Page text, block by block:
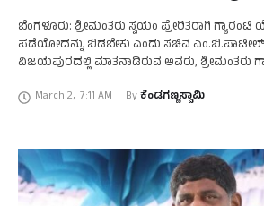
ಬೆಂಗಳೂರು: ಶ್ರೀಮಂತರು ಸ್ವಯಂ ಪ್ರೇರಿತರಾಗಿ
ಪಡೆಯೋದನ್ನು ಬಿಡಬೇಕು ಎಂದು ಸಚಿವ ಎಂ.ಬಿ.ಪಾಟೀಲ್‌
ವಿಜಯಪುರದಲ್ಲಿ ಮಾತನಾಡಿರುವ ಅವರು, ಶ್ರೀಮಂತರು
ಸ್ವಯಂಪ್ರೇರಿತರಾಗಿ ಶ್ರೀಮಂತರು ಗ್ಯಾರಂಟಿ …
March 2, 7:11 AM By ಕೆಂಡಗಣ್ಣಸ್ವಾಮಿ